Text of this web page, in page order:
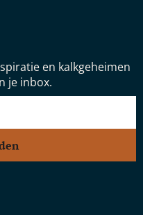
en kalkgeheimen
je inbox.